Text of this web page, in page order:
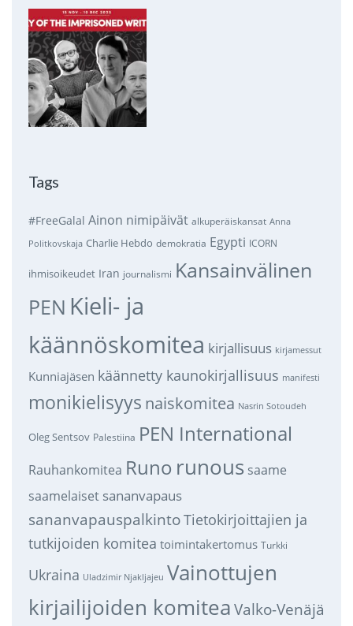
Tags
#FreeGalal Ainon nimipäivät alkuperäiskansat Anna
Politkovskaja Charlie Hebdo demokratia Egypti ICORN
ihmisoikeudet Iran journalismi Kansainvälinen
PEN Kieli- ja
käännöskomitea kirjallisuus kirjamessut
Kunniajäsen käännetty kaunokirjallisuus manifesti
monikielisyys naiskomitea Nasrin Sotoudeh
Oleg Sentsov Palestiina PEN International
Rauhankomitea Runo runous saame
saamelaiset sananvapaus
sananvapauspalkintoTietokirjoittajien ja
tutkijoiden komitea toimintakertomus Turkki
Ukraina Uladzimir Njakljajeu Vainottujen
kirjailijoiden komitea Valko-Venäjä